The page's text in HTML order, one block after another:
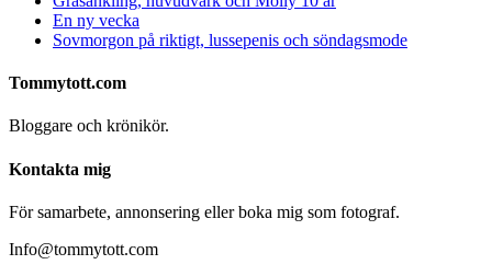
En ny vecka
Sovmorgon på riktigt, lussepenis och söndagsmode
Tommytott.com
Bloggare och krönikör.
Kontakta mig
För samarbete, annonsering eller boka mig som fotograf.
Info@tommytott.com